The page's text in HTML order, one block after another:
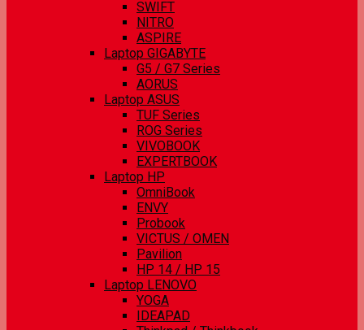
SWIFT
NITRO
ASPIRE
Laptop GIGABYTE
G5 / G7 Series
AORUS
Laptop ASUS
TUF Series
ROG Series
VIVOBOOK
EXPERTBOOK
Laptop HP
OmniBook
ENVY
Probook
VICTUS / OMEN
Pavilion
HP 14 / HP 15
Laptop LENOVO
YOGA
IDEAPAD